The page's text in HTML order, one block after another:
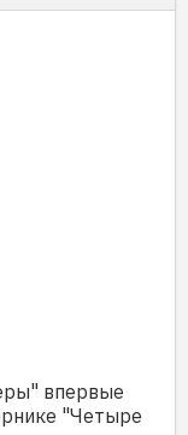
впервые
"Четыре